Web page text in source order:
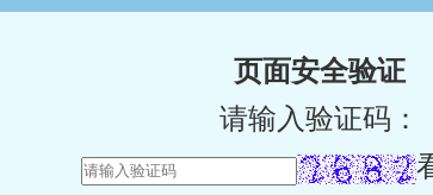
页面安全验证
请输入验证码：